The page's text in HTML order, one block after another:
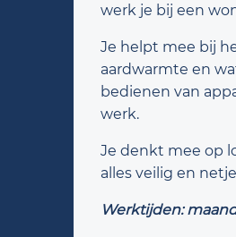
werk je bij een
Je helpt mee bij
aardwarmte en
bedienen van
werk.
Je denkt mee op
alles veilig en
Werktijden: